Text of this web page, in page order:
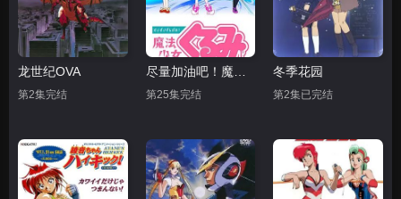
龙世纪OVA
第2集完结 第25集完结
冬季花园
第2集已完结